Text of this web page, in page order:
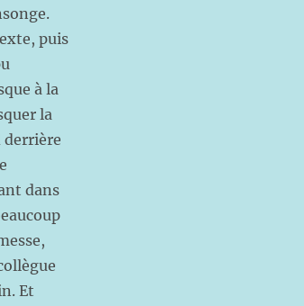
puis
à la
la
derrière
dans
Et